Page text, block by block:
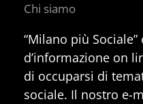
Chi siamo
“Milano più
d’informazione on
di occuparsi di
sociale. Il nostro e-